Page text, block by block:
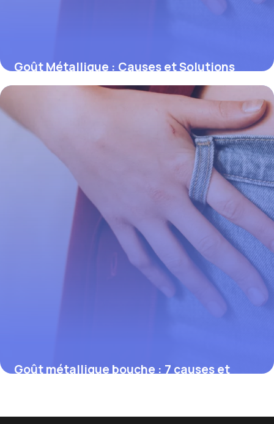
Goût Métallique : Causes et Solutions
Efficaces
Goût métallique bouche : 7 causes et